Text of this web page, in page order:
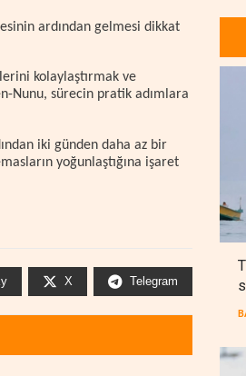
ardından gelmesi dikkat
kolaylaştırmak ve
Nunu, sürecin pratik adımlara
iki günden daha az bir
yoğunlaştığına işaret
X Telegram